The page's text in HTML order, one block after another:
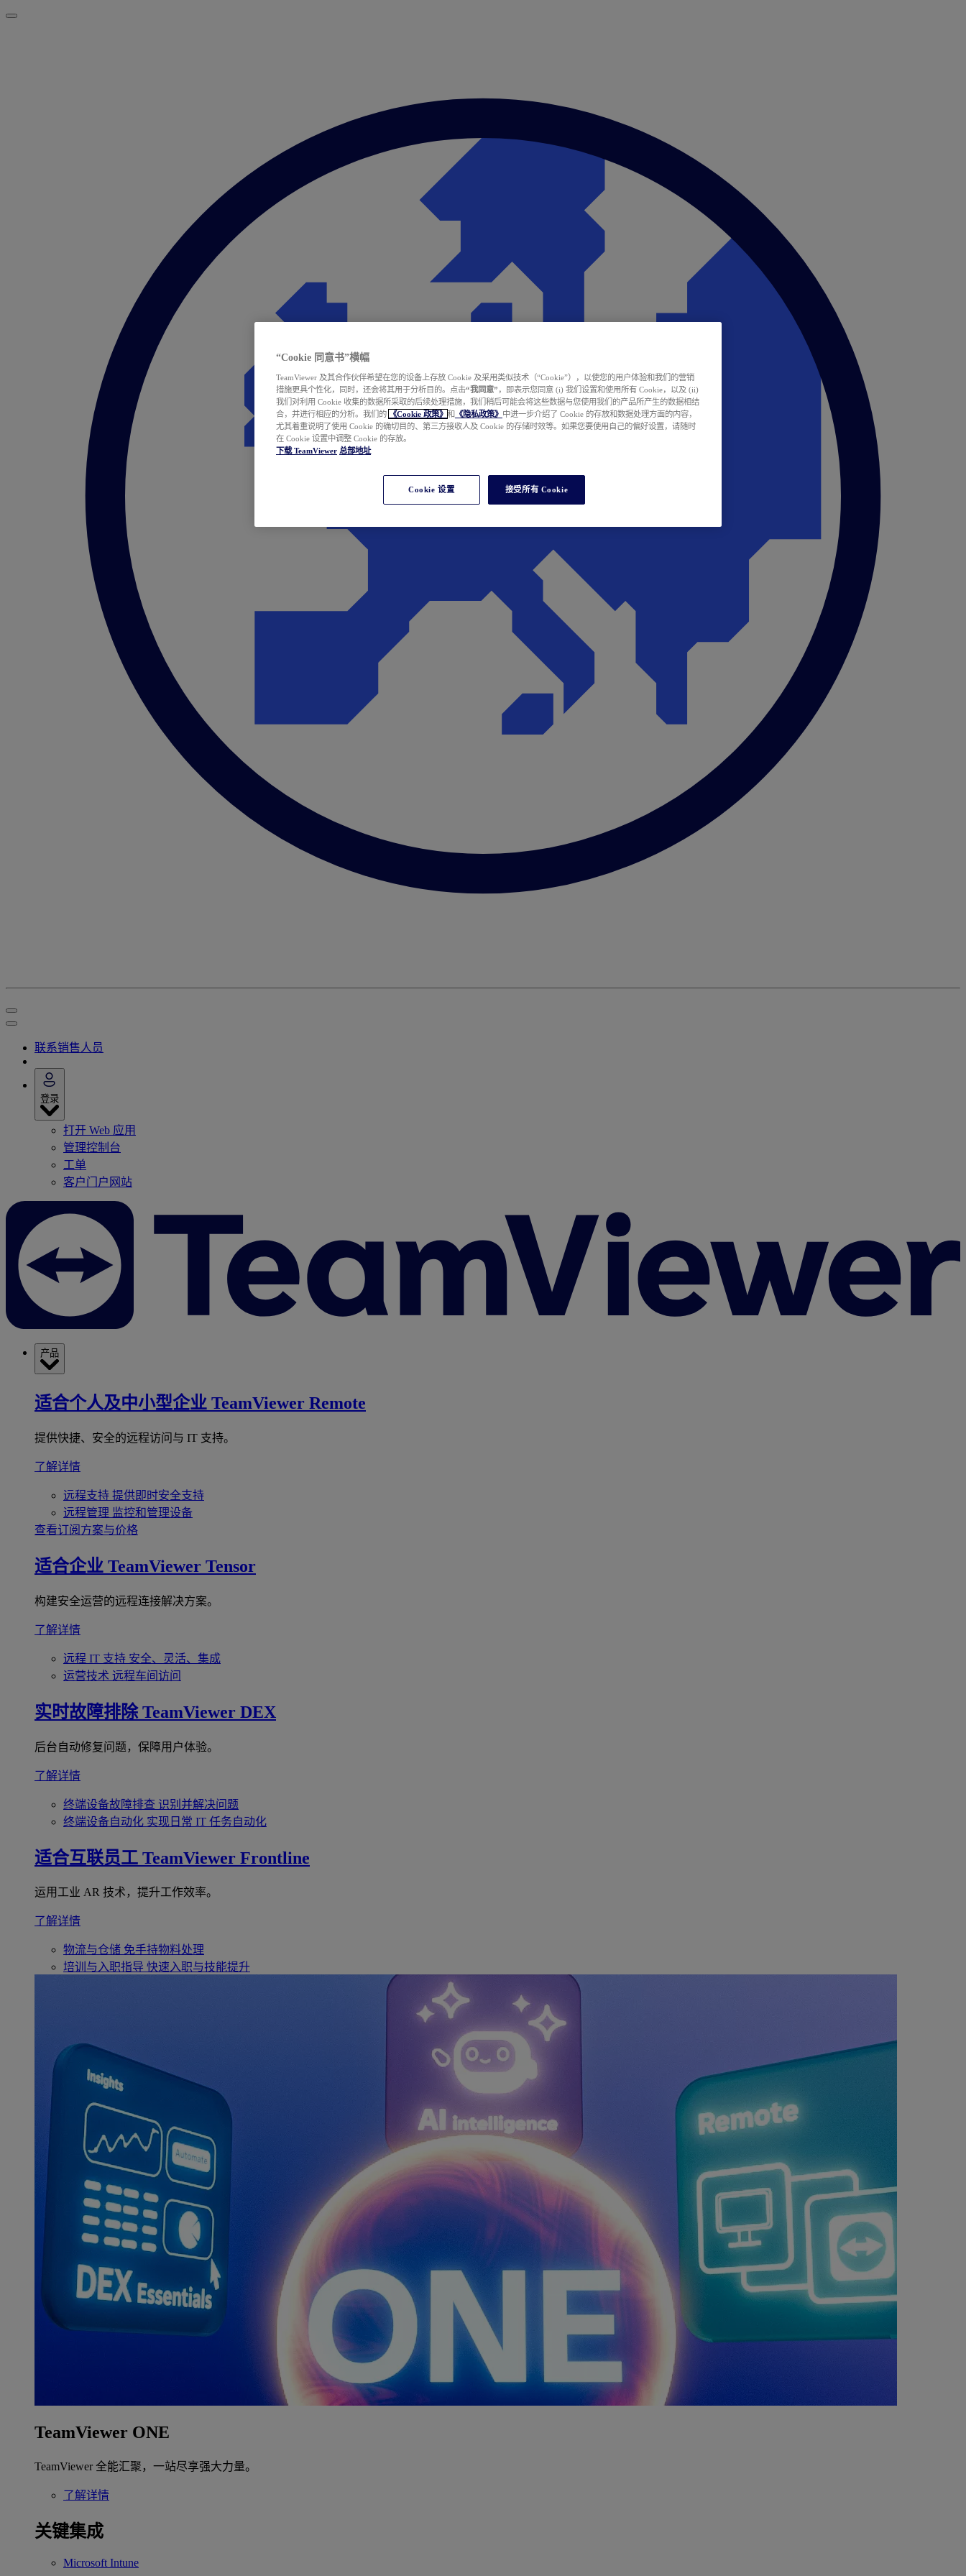
联系销售人员
登录
打开 Web 应用
管理控制台
工单
客户门户网站
产品
适合个人及中小型企业 TeamViewer Remote
提供快捷、安全的远程访问与 IT 支持。
了解详情
远程支持 提供即时安全支持
远程管理 监控和管理设备
查看订阅方案与价格
适合企业 TeamViewer Tensor
构建安全运营的远程连接解决方案。
了解详情
远程 IT 支持 安全、灵活、集成
运营技术 远程车间访问
实时故障排除 TeamViewer DEX
后台自动修复问题，保障用户体验。
了解详情
终端设备故障排查 识别并解决问题
终端设备自动化 实现日常 IT 任务自动化
适合互联员工 TeamViewer Frontline
运用工业 AR 技术，提升工作效率。
了解详情
物流与仓储 免手持物料处理
培训与入职指导 快速入职与技能提升
TeamViewer ONE
TeamViewer 全能汇聚，一站尽享强大力量。
了解详情
关键集成
Microsoft Intune
“Cookie 同意书”横幅
TeamViewer 及其合作伙伴希望在您的设备上存放 Cookie 及采用类似技术（“Cookie”），以使您的用户体验和我们的营销
措施更具个性化，同时，还会将其用于分析目的。点击“我同意” ，即表示您同意 (i) 我们设置和使用所有 Cookie，以及 (ii)
我们对利用 Cookie 收集的数据所采取的后续处理措施，我们稍后可能会将这些数据与您使用我们的产品所产生的数据相结
合，并进行相应的分析。我们的
《Cookie 政策》 和 《隐私政策》 中进一步介绍了 Cookie 的存放和数据处理方面的内容，
尤其着重说明了使用 Cookie 的确切目的、第三方接收人及 Cookie 的存储时效等。如果您要使用自己的偏好设置，请随时
在 Cookie 设置中调整 Cookie 的存放。
下载 TeamViewer 总部地址
Cookie 设置 接受所有 Cookie